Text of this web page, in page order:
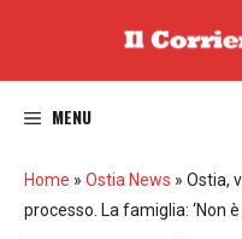
MENU
Home » Ostia News » Ostia,
processo. La famiglia: ‘Non è